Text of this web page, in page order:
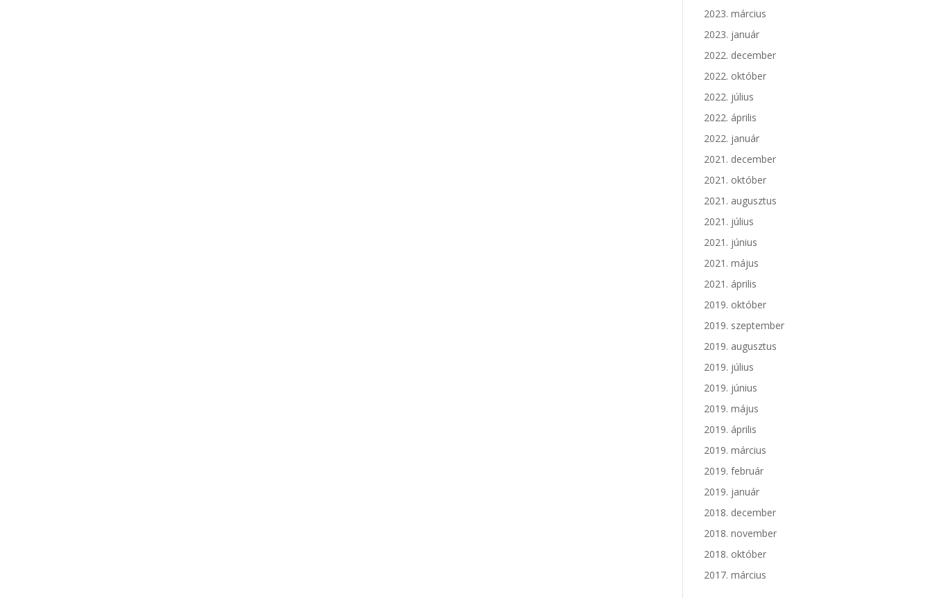
2023. március
2023. január
2022. december
2022. október
2022. július
2022. április
2022. január
2021. december
2021. október
2021. augusztus
2021. július
2021. június
2021. május
2021. április
2019. október
2019. szeptember
2019. augusztus
2019. július
2019. június
2019. május
2019. április
2019. március
2019. február
2019. január
2018. december
2018. november
2018. október
2017. március